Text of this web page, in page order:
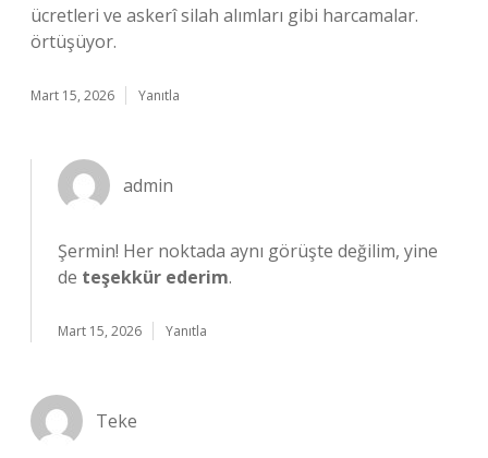
ücretleri ve askerî silah alımları gibi harcamalar.
örtüşüyor.
Mart 15, 2026 Yanıtla
admin
Şermin! Her noktada aynı görüşte değilim, yine
de teşekkür ederim.
Mart 15, 2026 Yanıtla
Teke